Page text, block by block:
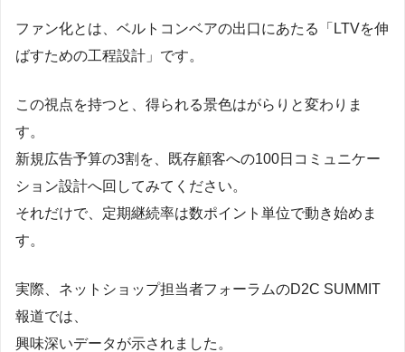
ファン化とは、ベルトコンベアの出口にあたる「LTVを伸
ばすための工程設計」です。
この視点を持つと、得られる景色はがらりと変わりま
す。
新規広告予算の3割を、既存顧客への100日コミュニケー
ション設計へ回してみてください。
それだけで、定期継続率は数ポイント単位で動き始めま
す。
実際、ネットショップ担当者フォーラムのD2C SUMMIT
報道では、
興味深いデータが示されました。